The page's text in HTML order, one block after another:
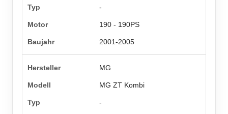
-
190 - 190PS
2001-2005
MG
MG ZT Kombi
-